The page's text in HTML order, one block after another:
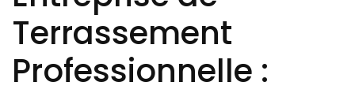
Terrassement
Professionnelle :